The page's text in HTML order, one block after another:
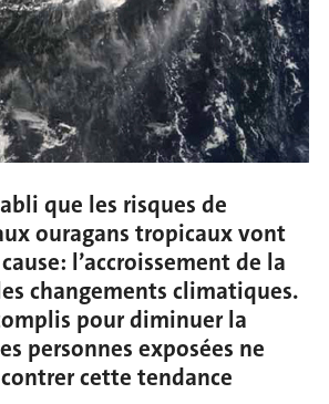
que les risques de
ouragans tropicaux vont
l’accroissement de la
changements climatiques.
pour diminuer la
personnes exposées ne
cette tendance